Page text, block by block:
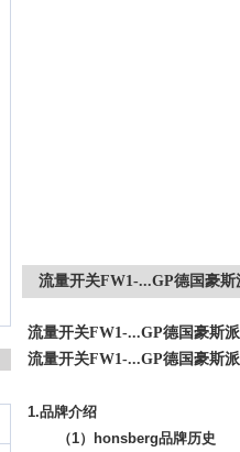
流量开关FW1-...GP德国豪斯
流量开关FW1-...GP德国豪斯
流量开关FW1-...GP德国豪斯
1.品牌介绍
（1） honsberg品牌历史